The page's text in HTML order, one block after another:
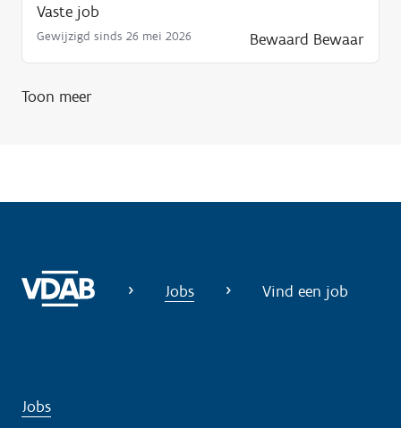
Vaste job
Gewijzigd sinds 26 mei 2026 Bewaard Bewaar
Toon meer
Jobs Vind een job
Jobs